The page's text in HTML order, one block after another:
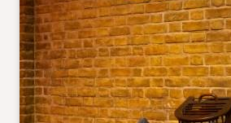
αναφέρονται στο πρόγραμμα.
Έμπειρος συνοδός/αρχηγός
Ασφάλεια αστικής ευθύνης.
Φ.Π.Α.